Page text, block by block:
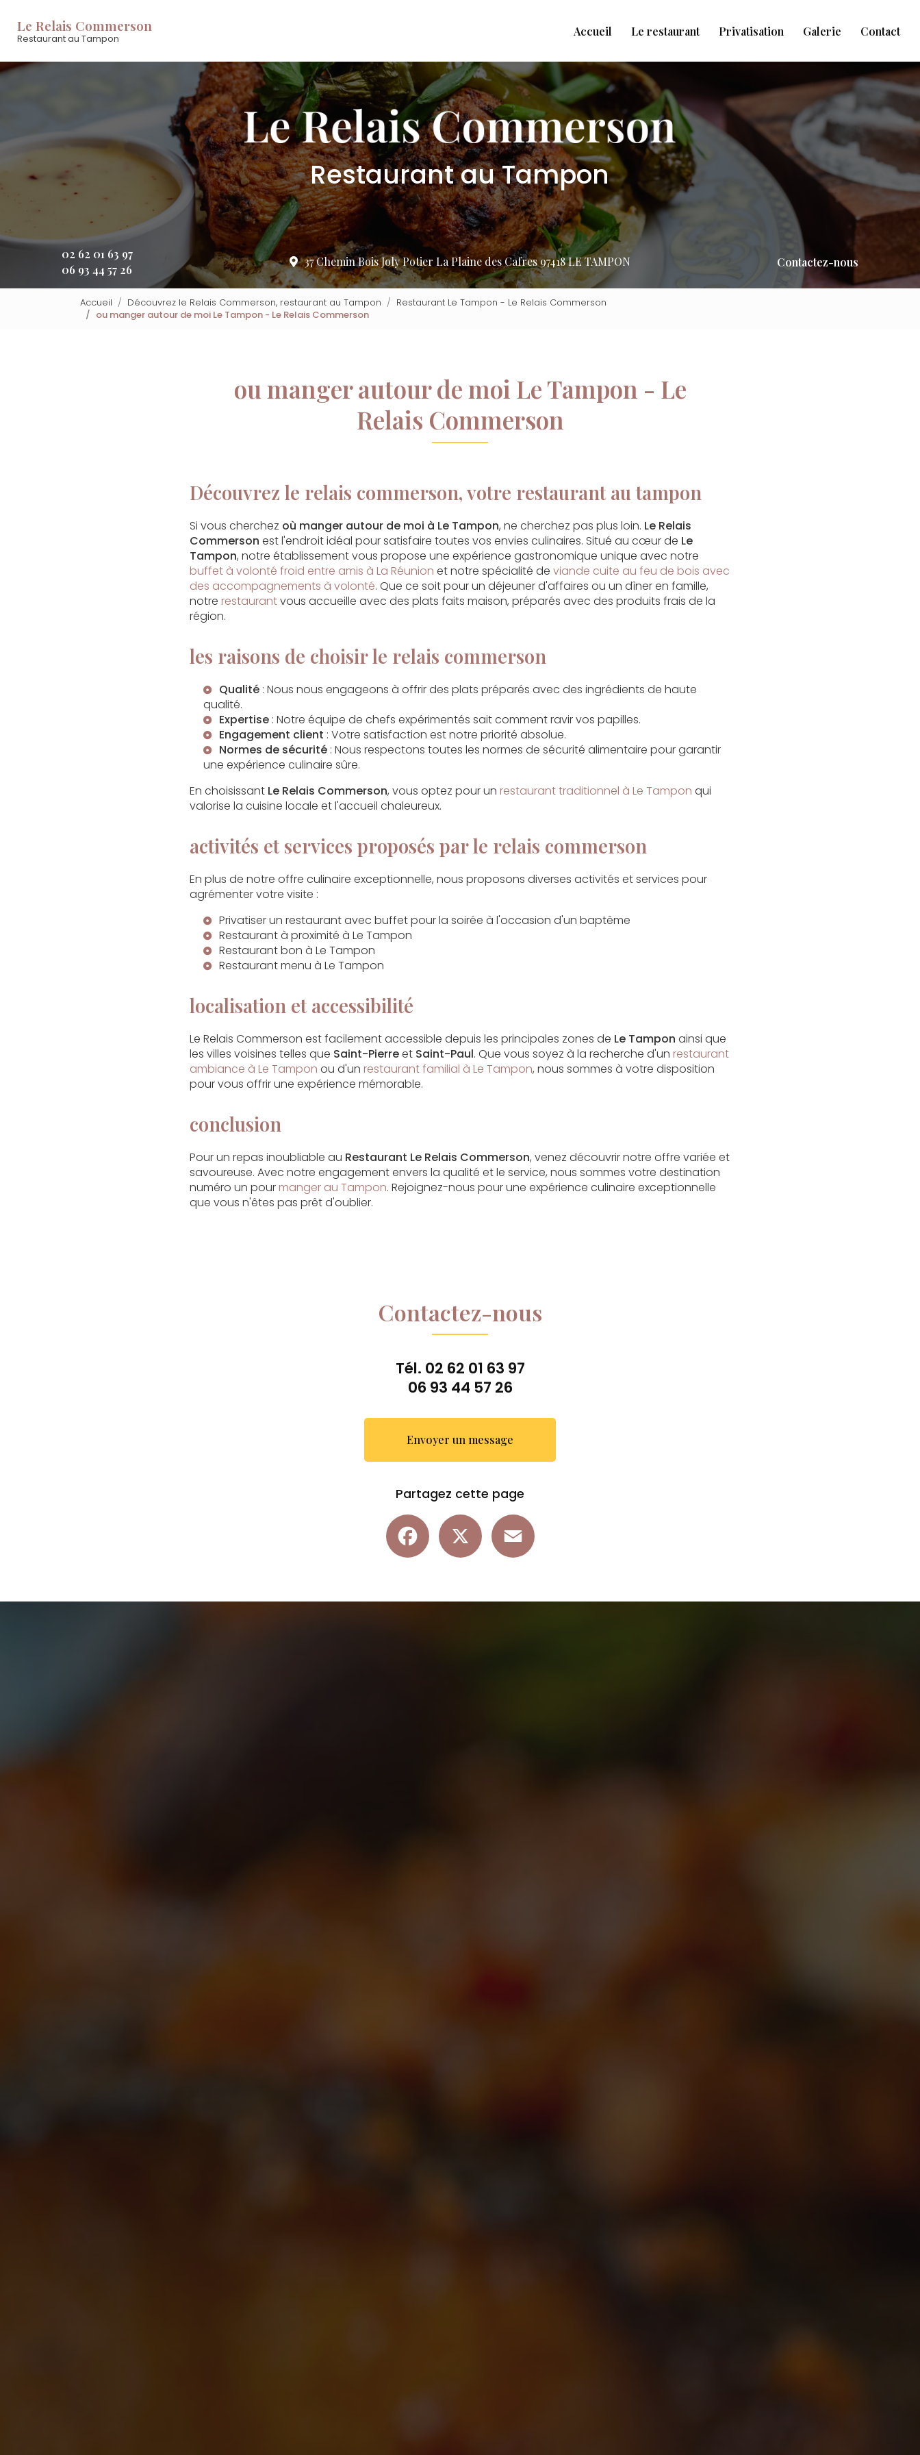
contenu
Le Relais Commerson
Restaurant au Tampon
Accueil
Le restaurant Privatisation Galerie Contact
Restaurant au Tampon
02 62 01 63 97
06 93 44 57 26
37 Chemin Bois Joly Potier La Plaine des Cafres97418 LE TAMPON Contactez-nous
Accueil Découvrez le Relais Commerson, restaurant au Tampon
Restaurant Le Tampon - Le Relais Commerson
ou manger autour de moi Le Tampon - Le Relais Commerson
ou manger autour de moi Le Tampon - Le
Relais Commerson
Découvrez le relais commerson, votre restaurant au tampon
Si vous cherchez où manger autour de moi à Le Tampon, ne cherchez pas plus loin. Le Relais
Commerson est l'endroit idéal pour satisfaire toutes vos envies culinaires. Situé au cœur de Le
Tampon, notre établissement vous propose une expérience gastronomique unique avec notre
buffet à volonté froid entre amis à La Réunion et notre spécialité de viande cuite au feu de bois avec
des accompagnements à volonté. Que ce soit pour un déjeuner d'affaires ou un dîner en famille,
notre restaurantvous accueille avec des plats faits maison, préparés avec des produits frais de la
région.
les raisons de choisir le relais commerson
Qualité : Nous nous engageons à offrir des plats préparés avec des ingrédients de haute
qualité.
Expertise : Notre équipe de chefs expérimentés sait comment ravir vos papilles.
Engagement client : Votre satisfaction est notre priorité absolue.
Normes de sécurité : Nous respectons toutes les normes de sécurité alimentaire pour garantir
une expérience culinaire sûre.
En choisissant Le Relais Commerson, vous optez pour un restaurant traditionnel à Le Tampon qui
valorise la cuisine locale et l'accueil chaleureux.
activités et services proposés par le relais commerson
En plus de notre offre culinaire exceptionnelle, nous proposons diverses activités et services pour
agrémenter votre visite :
Privatiser un restaurant avec buffet pour la soirée à l'occasion d'un baptême
Restaurant à proximité à Le Tampon
Restaurant bon à Le Tampon
Restaurant menu à Le Tampon
localisation et accessibilité
Le Relais Commerson est facilement accessible depuis les principales zones de Le Tampon ainsi que
les villes voisines telles que Saint-Pierreet Saint-Paul. Que vous soyez à la recherche d'un restaurant
ambiance à Le Tampon ou d'un restaurant familial à Le Tampon, nous sommes à votre disposition
pour vous offrir une expérience mémorable.
conclusion
Pour un repas inoubliable au Restaurant Le Relais Commerson, venez découvrir notre offre variée et
savoureuse. Avec notre engagement envers la qualité et le service, nous sommes votre destination
numéro un pour manger au Tampon. Rejoignez-nous pour une expérience culinaire exceptionnelle
que vous n'êtes pas prêt d'oublier.
Contactez-nous
Tél. 02 62 01 63 97
06 93 44 57 26
Envoyer un message
Partagez cette page
Facebook